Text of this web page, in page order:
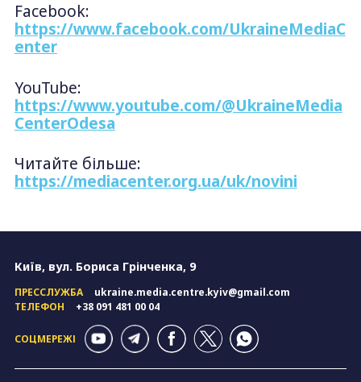
Facebook:
https://www.facebook.com/UkraineMediaC
enter
YouTube:
https://www.youtube.com/@UkraineMedia
CenterOdesa
Читайте більше:
https://mediacenter.org.ua/uk/novini
Київ, вул. Бориса Грінченка, 9
ПРЕССЛУЖБА
ukraine.media.centre.kyiv@gmail.com
ТЕЛЕФОН
+38 091 481 00 04
СОЦМЕРЕЖІ